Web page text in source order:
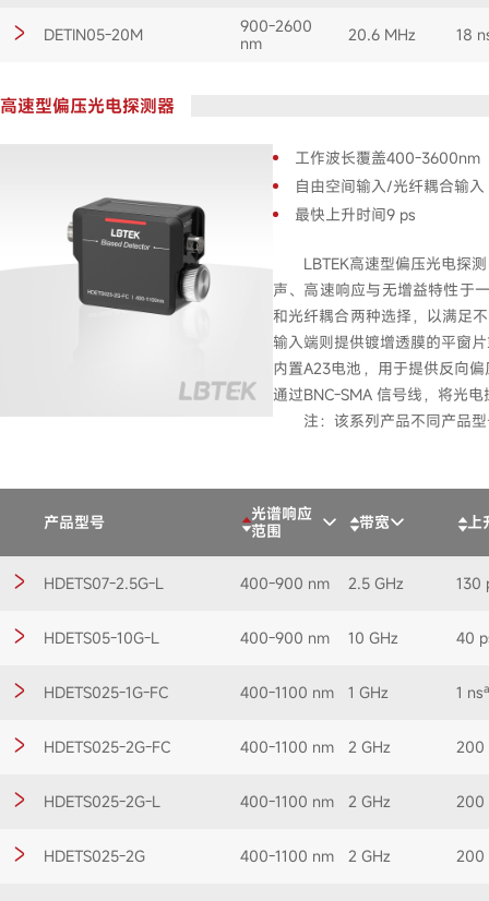
DETIN05-20M
900-2600
nm
20.6 MHz 18
高速型偏压光电探测器
工作波长覆盖400-3600nm
自由空间输入/光纤耦合输入
最快上升时间9 ps
LBTEK高速型偏压光电探
声、高速响应与无增益特性于
和光纤耦合两种选择，以满足
输入端则提供镀增透膜的平窗
内置A23电池，用于提供反向
通过BNC-SMA 信号线，将光
注：该系列产品不同产品
产品型号
光谱响应
范围
带宽 上
HDETS07-2.5G-L 400-900 nm 2.5 GHz 130
HDETS05-10G-L 400-900 nm 10 GHz 40
HDETS025-1G-FC 400-1100 nm 1 GHz 1 nsa
HDETS025-2G-FC 400-1100 nm 2 GHz 200
HDETS025-2G-L 400-1100 nm 2 GHz 200
HDETS025-2G 400-1100 nm 2 GHz 200